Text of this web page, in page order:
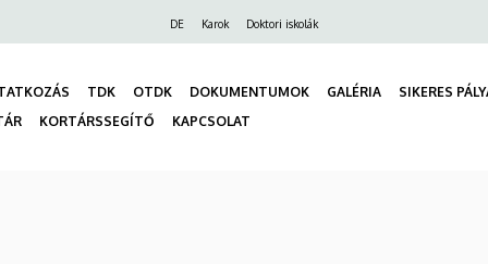
DE Karok Doktori iskolák
TDK OTDK DOKUMENTUMOK GALÉRIA
SIKERES
KORTÁRSSEGÍTŐ KAPCSOLAT